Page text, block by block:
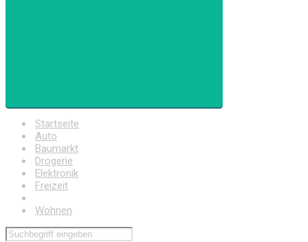
Startseite
Auto
Baumarkt
Drogerie
Elektronik
Freizeit
Wohnen